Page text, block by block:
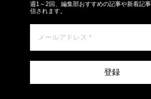
週1～2回、編集部おすすめの記事や新着記
信されます。
登録